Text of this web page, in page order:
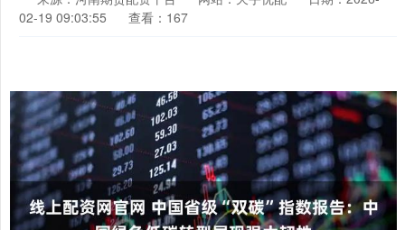
02-19 09:03:55
查看：167